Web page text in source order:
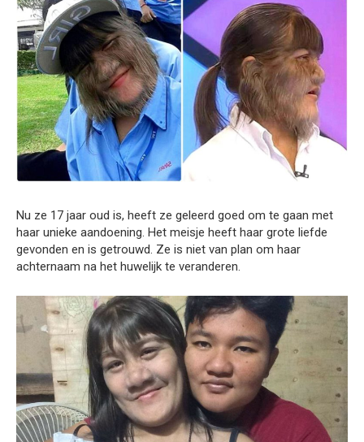
Nu ze 17 jaar oud is, heeft ze geleerd goed om te gaan met
haar unieke aandoening. Het meisje heeft haar grote liefde
gevonden en is getrouwd. Ze is niet van plan om haar
achternaam na het huwelijk te veranderen.